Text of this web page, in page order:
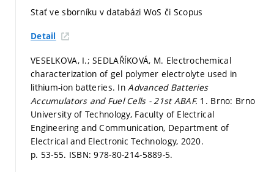
Stať ve sborníku v databázi WoS či Scopus
Detail
VESELKOVA, I.; SEDLAŘÍKOVÁ, M. Electrochemical
characterization of gel polymer electrolyte used in
lithium-ion batteries. InAdvanced Batteries
Accumulators and Fuel Cells - 21st ABAF. 1. Brno: Brno
University of Technology, Faculty of Electrical
Engineering and Communication, Department of
Electrical and Electronic Technology, 2020.
p. 53-55. ISBN: 978-80-214-5889-5.